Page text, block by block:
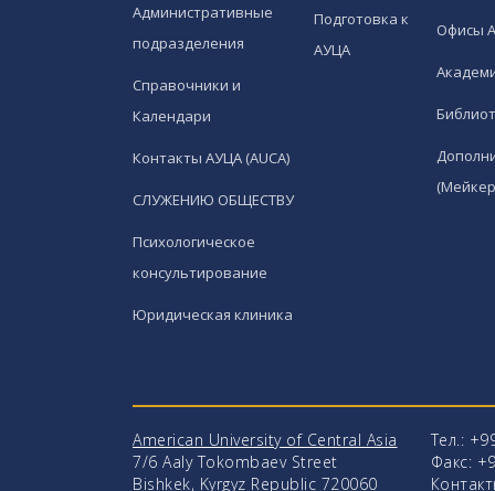
Административные
подразделения
Справочники и
Календари
Контакты АУЦА (AUCA)
СЛУЖЕНИЮ ОБЩЕСТВУ
Психологическое
консультирование
Юридическая клиника
Подготовка к
АУЦА
Офисы
American University of Central Asia
7/6 Aaly Tokombaev Street
Bishkek, Kyrgyz Republic 720060
Тел.:
Факс: